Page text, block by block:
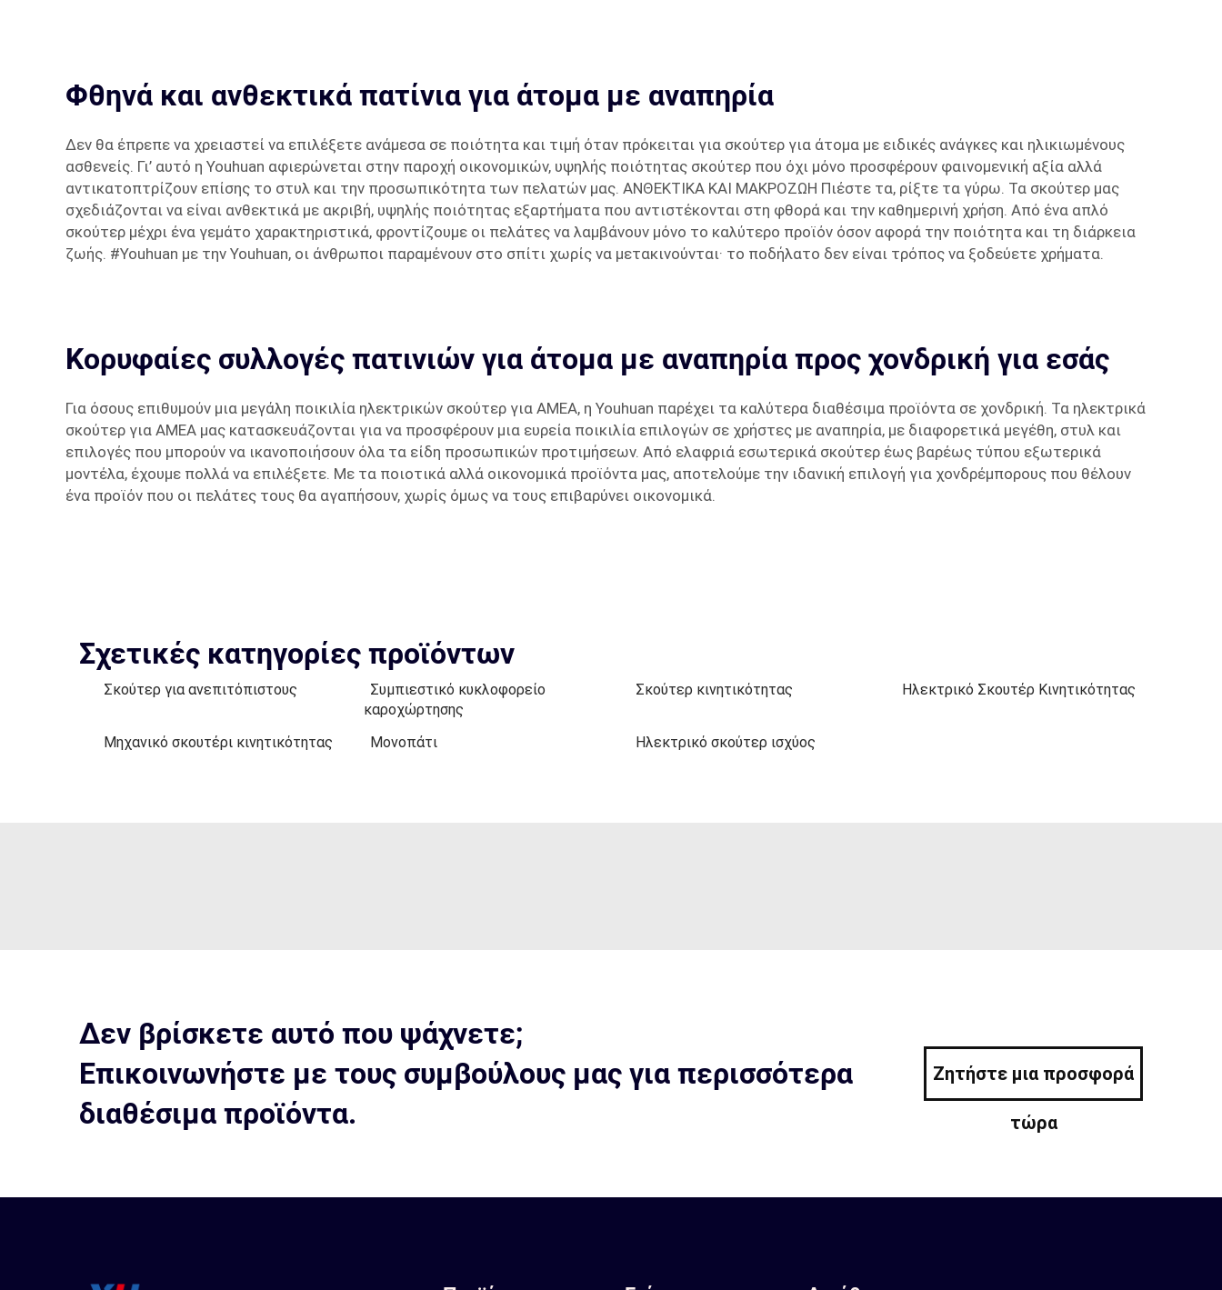
Φθηνά και ανθεκτικά πατίνια για άτομα με αναπηρία
Δεν θα έπρεπε να χρειαστεί να επιλέξετε ανάμεσα σε ποιότητα και τιμή όταν πρόκειται για σκούτερ για άτομα με ειδικές ανάγκες και ηλικιωμένους
ασθενείς. Γι’ αυτό η Youhuan αφιερώνεται στην παροχή οικονομικών, υψηλής ποιότητας σκούτερ που όχι μόνο προσφέρουν φαινομενική αξία αλλά
αντικατοπτρίζουν επίσης το στυλ και την προσωπικότητα των πελατών μας. ΑΝΘΕΚΤΙΚΑ ΚΑΙ ΜΑΚΡΟΖΩΗ Πιέστε τα, ρίξτε τα γύρω. Τα σκούτερ μας
σχεδιάζονται να είναι ανθεκτικά με ακριβή, υψηλής ποιότητας εξαρτήματα που αντιστέκονται στη φθορά και την καθημερινή χρήση. Από ένα απλό
σκούτερ μέχρι ένα γεμάτο χαρακτηριστικά, φροντίζουμε οι πελάτες να λαμβάνουν μόνο το καλύτερο προϊόν όσον αφορά την ποιότητα και τη διάρκεια
ζωής. #Youhuan με την Youhuan, οι άνθρωποι παραμένουν στο σπίτι χωρίς να μετακινούνται· το ποδήλατο δεν είναι τρόπος να ξοδεύετε χρήματα.
Κορυφαίες συλλογές πατινιών για άτομα με αναπηρία προς χονδρική για εσάς
Για όσους επιθυμούν μια μεγάλη ποικιλία ηλεκτρικών σκούτερ για ΑΜΕΑ, η Youhuan παρέχει τα καλύτερα διαθέσιμα προϊόντα σε χονδρική. Τα ηλεκτρικά
σκούτερ για ΑΜΕΑ μας κατασκευάζονται για να προσφέρουν μια ευρεία ποικιλία επιλογών σε χρήστες με αναπηρία, με διαφορετικά μεγέθη, στυλ και
επιλογές που μπορούν να ικανοποιήσουν όλα τα είδη προσωπικών προτιμήσεων. Από ελαφριά εσωτερικά σκούτερ έως βαρέως τύπου εξωτερικά
μοντέλα, έχουμε πολλά να επιλέξετε. Με τα ποιοτικά αλλά οικονομικά προϊόντα μας, αποτελούμε την ιδανική επιλογή για χονδρέμπορους που θέλουν
ένα προϊόν που οι πελάτες τους θα αγαπήσουν, χωρίς όμως να τους επιβαρύνει οικονομικά.
Σχετικές κατηγορίες προϊόντων
Σκούτερ για ανεπιτόπιστους
Συμπιεστικό κυκλοφορείο
καροχώρτησης
Σκούτερ κινητικότητας Ηλεκτρικό Σκουτέρ Κινητικότητας
Μηχανικό σκουτέρι κινητικότητας Μονοπάτι Ηλεκτρικό σκούτερ ισχύος
Δεν βρίσκετε αυτό που ψάχνετε;
Επικοινωνήστε με τους συμβούλους μας για περισσότερα
διαθέσιμα προϊόντα.
Ζητήστε μια προσφορά
τώρα